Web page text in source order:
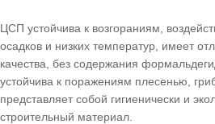
ЦСП устойчива к возгораниям,
осадков и низких температур, имеет
качества, без содержания
устойчива к поражениям плесенью,
представляет собой гигиенически и
строительный материал.